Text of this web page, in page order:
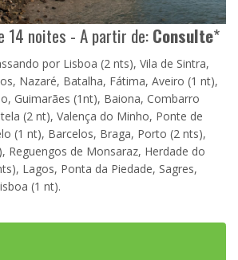
14 noites - A partir de:Consulte*
por Lisboa (2 nts), Vila de Sintra,
Nazaré, Batalha, Fátima, Aveiro (1 nt),
Guimarães (1nt), Baiona, Combarro
(2 nt), Valença do Minho, Ponte de
(1 nt), Barcelos, Braga, Porto (2 nts),
Reguengos de Monsaraz, Herdade do
Lagos, Ponta da Piedade, Sagres,
(1 nt).